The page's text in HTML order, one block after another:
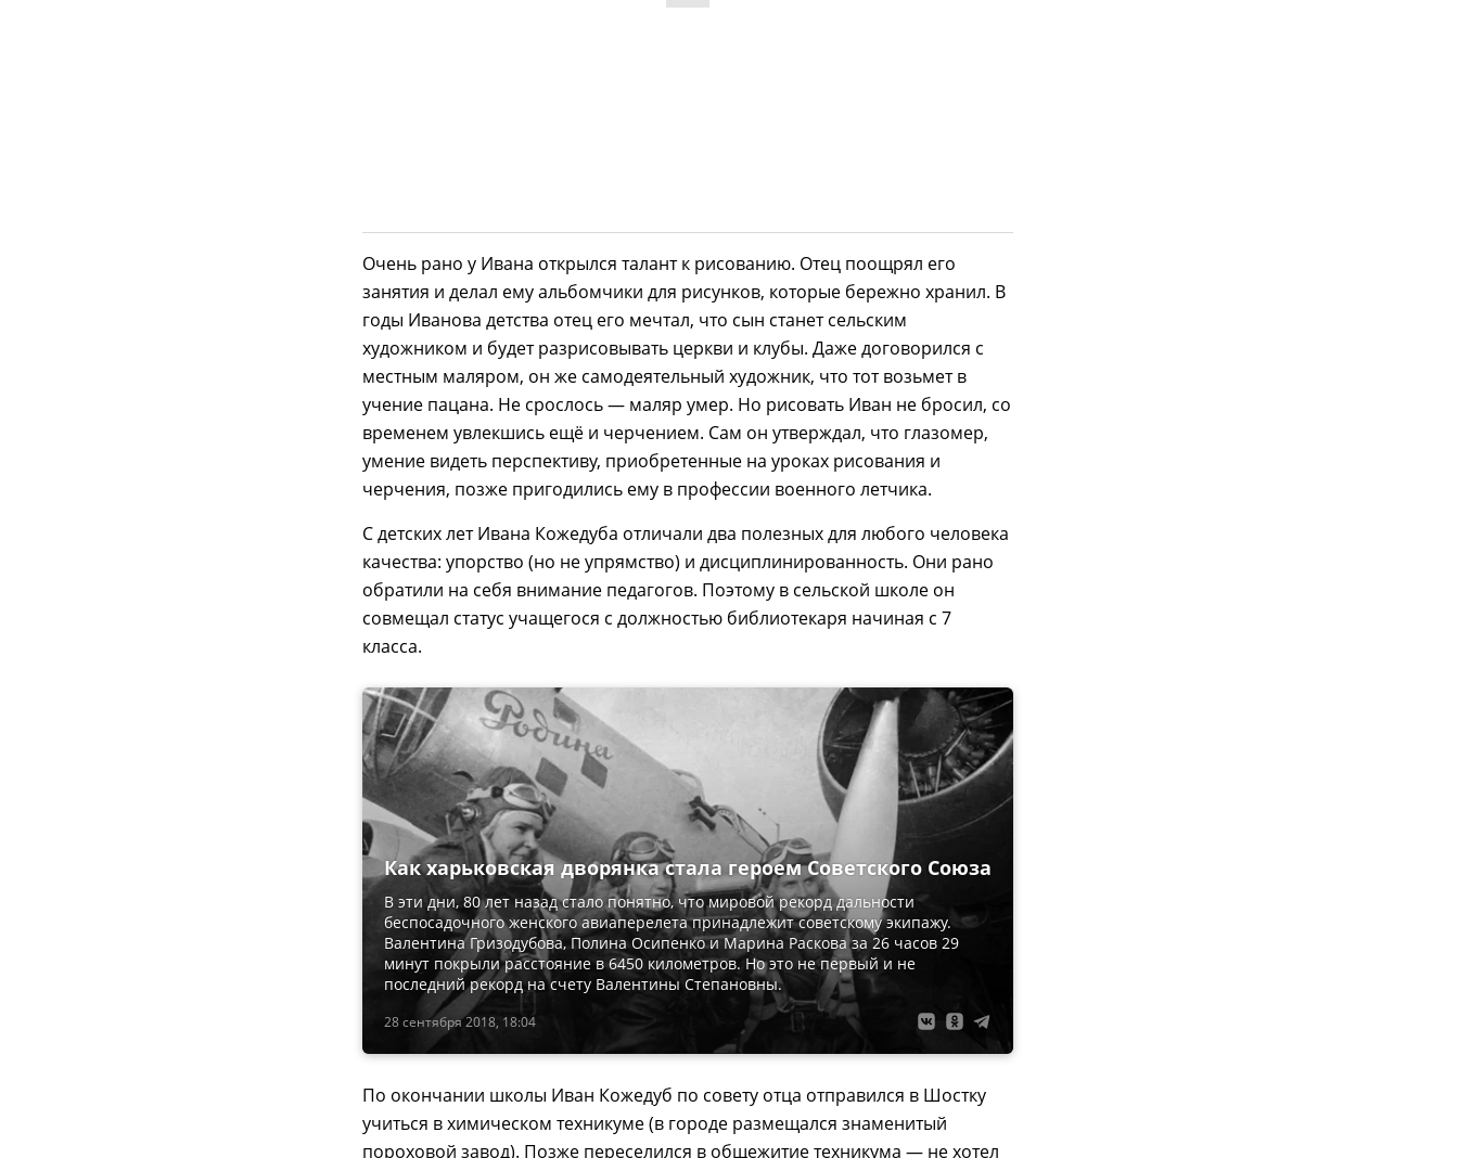
Очень рано у Ивана открылся талант к рисованию. Отец поощрял его
занятия и делал ему альбомчики для рисунков, которые бережно хранил. В
годы Иванова детства отец его мечтал, что сын станет сельским
художником и будет разрисовывать церкви и клубы. Даже договорился с
местным маляром, он же самодеятельный художник, что тот возьмет в
учение пацана. Не срослось — маляр умер. Но рисовать Иван не бросил, со
временем увлекшись ещё и черчением. Сам он утверждал, что глазомер,
умение видеть перспективу, приобретенные на уроках рисования и
черчения, позже пригодились ему в профессии военного летчика.
С детских лет Ивана Кожедуба отличали два полезных для любого человека
качества: упорство (но не упрямство) и дисциплинированность. Они рано
обратили на себя внимание педагогов. Поэтому в сельской школе он
совмещал статус учащегося с должностью библиотекаря начиная с 7
класса.
28 сентября 2018, 18:04
Как харьковская дворянка стала героем Советского Союза
В эти дни, 80 лет назад стало понятно, что мировой рекорд дальности
беспосадочного женского авиаперелета принадлежит советскому экипажу.
Валентина Гризодубова, Полина Осипенко и Марина Раскова за 26 часов 29
минут покрыли расстояние в 6450 километров. Но это не первый и не
последний рекорд на счету Валентины Степановны.
По окончании школы Иван Кожедуб по совету отца отправился в Шостку
учиться в химическом техникуме (в городе размещался знаменитый
пороховой завод). Позже переселился в общежитие техникума — не хотел